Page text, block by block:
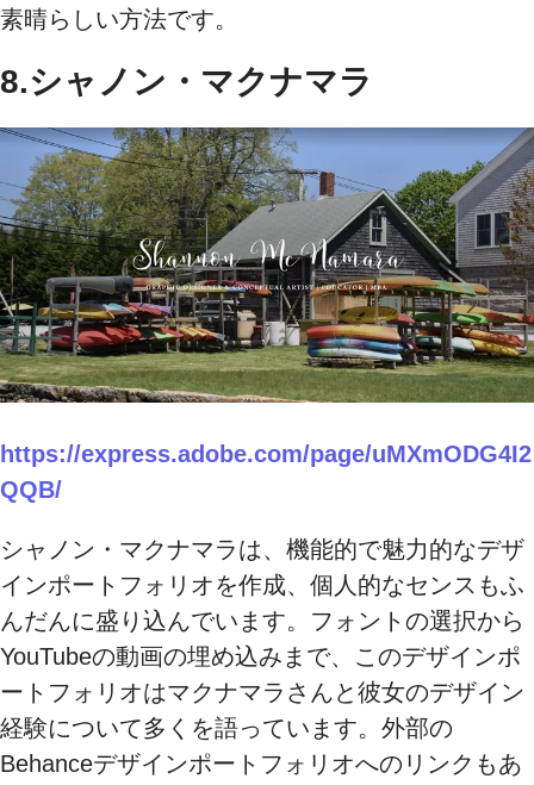
素晴らしい方法です。
8.シャノン・マクナマラ
https://express.adobe.com/page/uMXmODG4I2
QQB/
シャノン・マクナマラは、機能的で魅力的なデザ
インポートフォリオを作成、個人的なセンスもふ
んだんに盛り込んでいます。フォントの選択から
YouTubeの動画の埋め込みまで、このデザインポ
ートフォリオはマクナマラさんと彼女のデザイン
経験について多くを語っています。外部の
Behanceデザインポートフォリオへのリンクもあ